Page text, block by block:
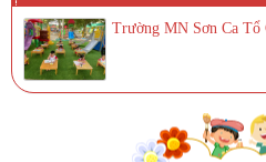
Trường MN Sơn Ca Tổ